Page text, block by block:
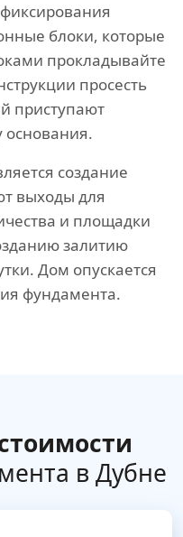
блоки, которые
прокладывайте
просесть
приступают
основания.
создание
выходы для
и площадки
залитию
Дом опускается
фундамента.
в Дубне